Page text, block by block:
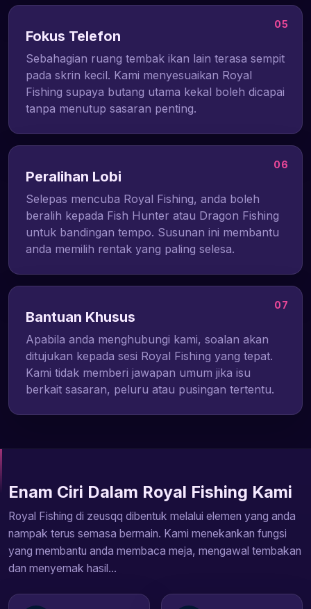
05
Fokus Telefon
Sebahagian ruang tembak ikan lain terasa sempit
pada skrin kecil. Kami menyesuaikan Royal
Fishing supaya butang utama kekal boleh dicapai
tanpa menutup sasaran penting.
06
Peralihan Lobi
Selepas mencuba Royal Fishing, anda boleh
beralih kepada Fish Hunter atau Dragon Fishing
untuk bandingan tempo. Susunan ini membantu
anda memilih rentak yang paling selesa.
07
Bantuan Khusus
Apabila anda menghubungi kami, soalan akan
ditujukan kepada sesi Royal Fishing yang tepat.
Kami tidak memberi jawapan umum jika isu
berkait sasaran, peluru atau pusingan tertentu.
Enam Ciri Dalam Royal Fishing Kami
Royal Fishing di zeusqq dibentuk melalui elemen yang anda
nampak terus semasa bermain. Kami menekankan fungsi
yang membantu anda membaca meja, mengawal tembakan
dan menyemak hasil...